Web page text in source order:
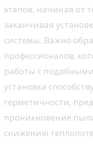
этапов, начиная от
заканчивая
системы. Важно
профессионалов,
работы с
установка
герметичности,
проникновение
снижению